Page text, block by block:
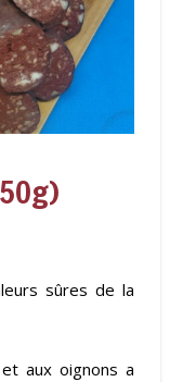
sûres de la
aux oignons a